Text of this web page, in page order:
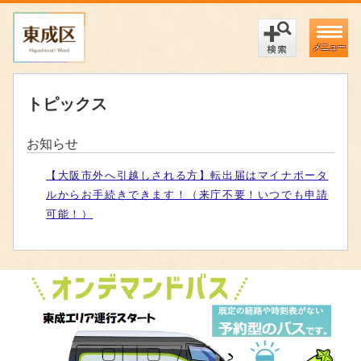
メニュー
トピックス
お知らせ
【大阪市外へ引越しされる方】転出届はマイナポータ
ルからお手続きできます！（来庁不要！いつでも申請
可能！）